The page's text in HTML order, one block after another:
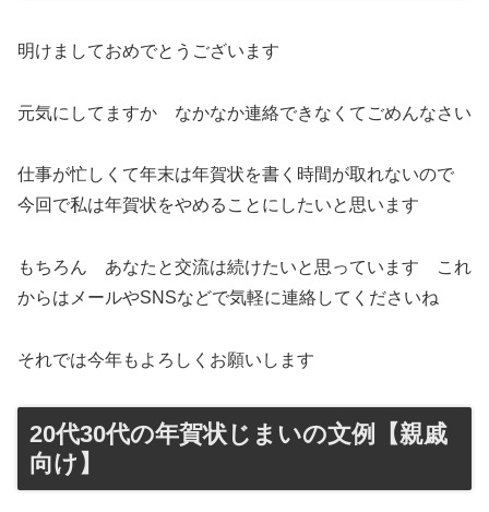
明けましておめでとうございます
元気にしてますか なかなか連絡できなくてごめんなさい
仕事が忙しくて年末は年賀状を書く時間が取れないので
今回で私は年賀状をやめることにしたいと思います
もちろん あなたと交流は続けたいと思っています これ
からはメールやSNSなどで気軽に連絡してくださいね
それでは今年もよろしくお願いします
20代30代の年賀状じまいの文例【親戚
向け】